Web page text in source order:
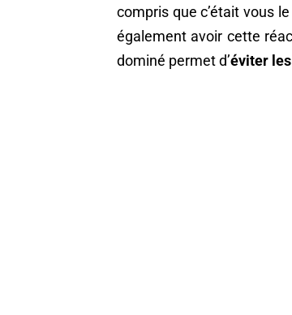
compris que c’était vous
également avoir cette
dominé permet d’éviter